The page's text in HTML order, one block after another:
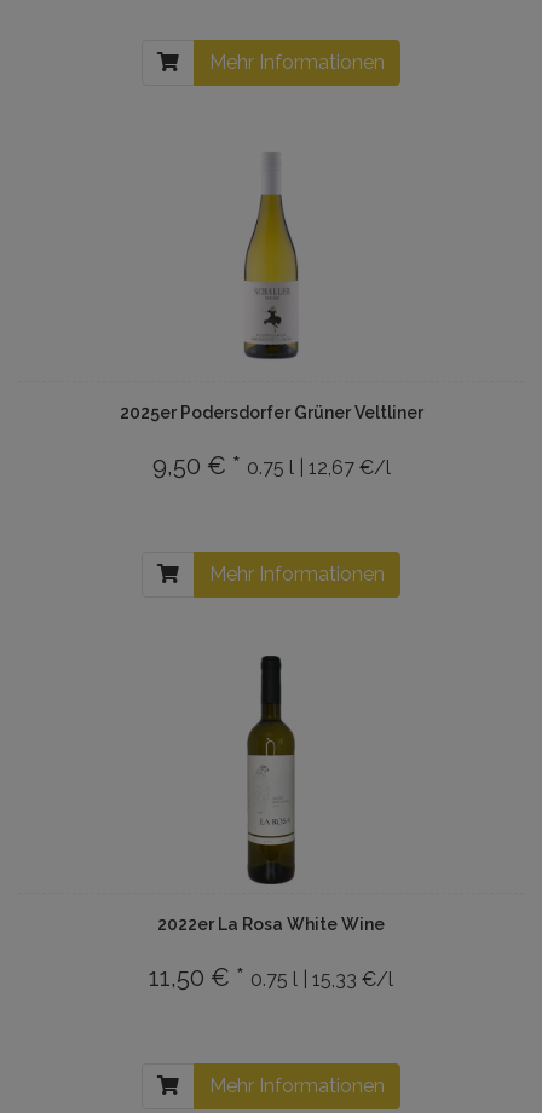
Mehr Informationen
2025er Podersdorfer Grüner Veltliner
9,50 € * 0.75 l | 12,67 €/l
Mehr Informationen
2022er La Rosa White Wine
11,50 € * 0.75 l | 15,33 €/l
Mehr Informationen